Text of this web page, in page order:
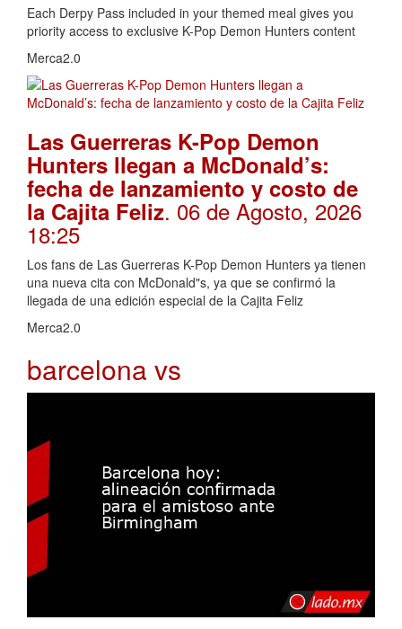
Each Derpy Pass included in your themed meal gives you
priority access to exclusive K-Pop Demon Hunters content
Merca2.0
Las Guerreras K-Pop Demon
Hunters llegan a McDonald’s:
fecha de lanzamiento y costo de
la Cajita Feliz. 06 de Agosto, 2026
18:25
Los fans de Las Guerreras K-Pop Demon Hunters ya tienen
una nueva cita con McDonald"s, ya que se confirmó la
llegada de una edición especial de la Cajita Feliz
Merca2.0
barcelona vs